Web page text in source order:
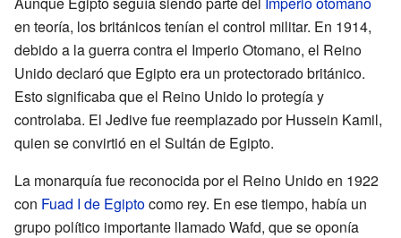
en teoría, los británicos tenían el control militar. En 1914,
debido a la guerra contra el Imperio Otomano, el Reino
Unido declaró que Egipto era un protectorado británico.
Esto significaba que el Reino Unido lo protegía y
controlaba. El Jedive fue reemplazado por Hussein Kamil,
quien se convirtió en el Sultán de Egipto.
La monarquía fue reconocida por el Reino Unido en 1922
con Fuad I de Egiptocomo rey. En ese tiempo, había un
grupo político importante llamado Wafd, que se oponía